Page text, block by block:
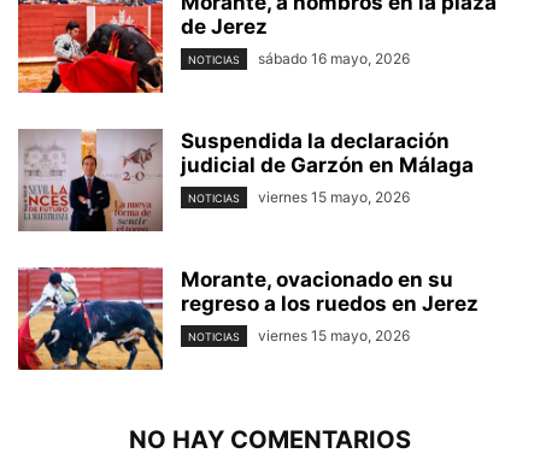
de Jerez
NOTICIAS sábado 16 mayo, 2026
Suspendida la declaración
judicial de Garzón en Málaga
NOTICIAS viernes 15 mayo, 2026
Morante, ovacionado en su
regreso a los ruedos en Jerez
NOTICIAS viernes 15 mayo, 2026
NO HAY COMENTARIOS